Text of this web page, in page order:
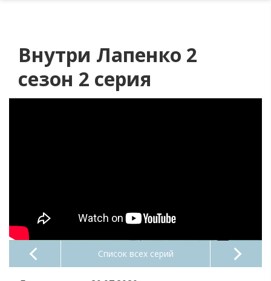
Внутри Лапенко 2
сезон 2 серия
Список всех серий